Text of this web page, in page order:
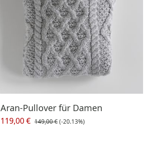
Aran-Pullover für Damen
119,00 € 149,00 €(-20.13%)